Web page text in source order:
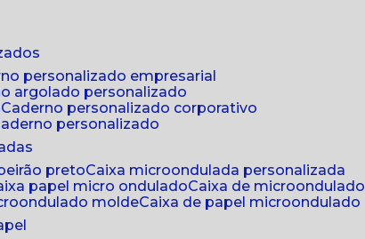
personalizado empresarial
argolado personalizado
caderno personalizado corporativo
caderno personalizado
preto
caixa microondulada personalizada
papel micro ondulado
caixa de microondulado
molde
caixa de papel microondulado